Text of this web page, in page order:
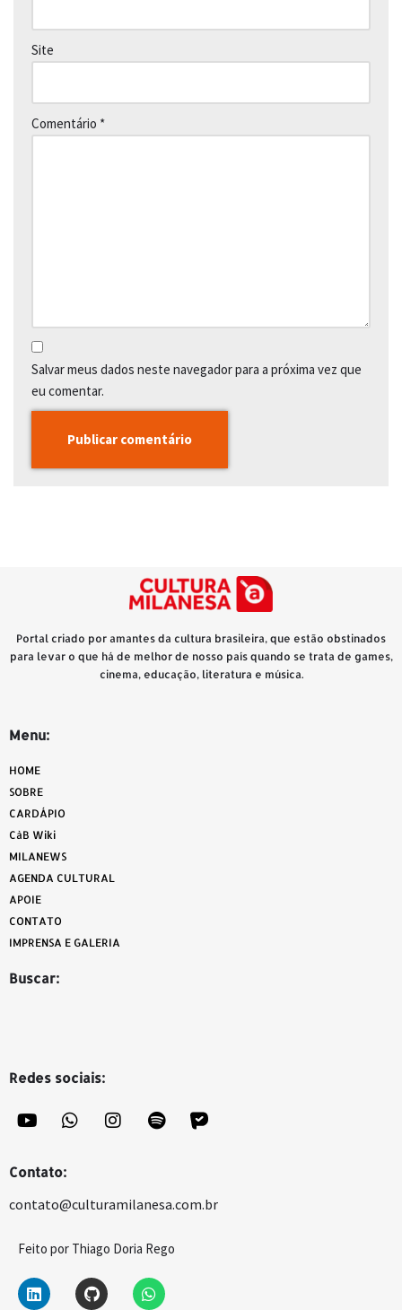
Site
Comentário *
Salvar meus dados neste navegador para a próxima vez que
eu comentar.
Portal criado por amantes da cultura brasileira, que estão obstinados
para levar o que há de melhor de nosso país quando se trata de games,
cinema, educação, literatura e música.
Menu:
HOME
SOBRE
CARDÁPIO
CàB Wiki
MILANEWS
AGENDA CULTURAL
APOIE
CONTATO
IMPRENSA E GALERIA
Buscar:
Redes sociais:
Contato:
contato@culturamilanesa.com.br
Feito por Thiago Doria Rego